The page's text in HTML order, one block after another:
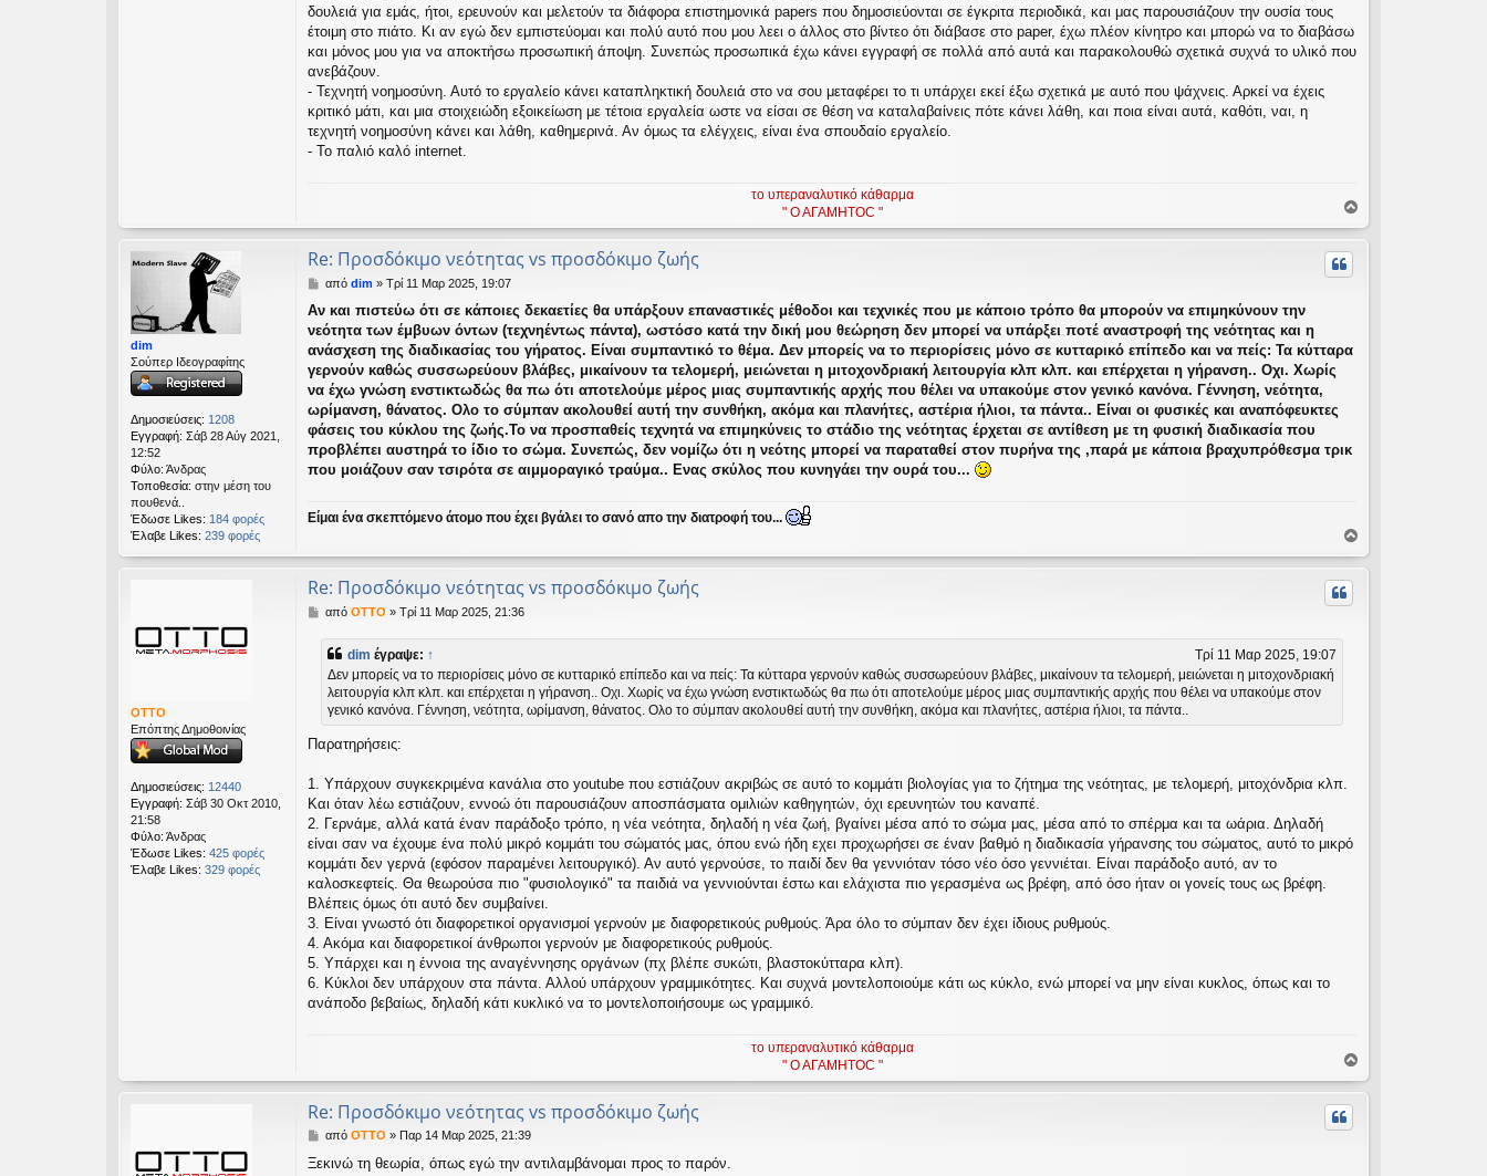
δουλειά για εμάς, ήτοι, ερευνούν και μελετούν τα διάφορα επιστημονικά papers που δημοσιεύονται σε έγκριτα περιοδικά, και μας παρουσιάζουν την ουσία τους
έτοιμη στο πιάτο. Κι αν εγώ δεν εμπιστεύομαι και πολύ αυτό που μου λεει ο άλλος στο βίντεο ότι διάβασε στο paper, έχω πλέον κίνητρο και μπορώ να το διαβάσω
και μόνος μου για να αποκτήσω προσωπική άποψη. Συνεπώς προσωπικά έχω κάνει εγγραφή σε πολλά από αυτά και παρακολουθώ σχετικά συχνά το υλικό που
ανεβάζουν.
- Τεχνητή νοημοσύνη. Αυτό το εργαλείο κάνει καταπληκτική δουλειά στο να σου μεταφέρει το τι υπάρχει εκεί έξω σχετικά με αυτό που ψάχνεις. Αρκεί να έχεις
κριτικό μάτι, και μια στοιχειώδη εξοικείωση με τέτοια εργαλεία ωστε να είσαι σε θέση να καταλαβαίνεις πότε κάνει λάθη, και ποια είναι αυτά, καθότι, ναι, η
τεχνητή νοημοσύνη κάνει και λάθη, καθημερινά. Αν όμως τα ελέγχεις, είναι ένα σπουδαίο εργαλείο.
- Το παλιό καλό internet.
το υπεραναλυτικό κάθαρμα
" Ο ΑΓΑΜΗΤΟC "
ο
ρ
dim
Σούπερ Ιδεογραφίτης
Δημοσιεύσεις: 1208
Εγγραφή: Σάβ 28 Αύγ 2021,
12:52
Φύλο: Άνδρας
Τοποθεσία: στην μέση του
πουθενά..
Έδωσε Likes: 184 φορές
Έλαβε Likes: 239 φορές
Re: Προσδόκιμο νεότητας vs προσδόκιμο ζωής
Δ
μ
ο
σ
ί
ε
υ
σ
η
από dim » Τρί 11 Μαρ 2025, 19:07
Αν και πιστεύω ότι σε κάποιες δεκαετίες θα υπάρξουν επαναστικές μέθοδοι και τεχνικές που με κάποιο τρόπο θα μπορούν να επιμηκύνουν την
νεότητα των έμβυων όντων (τεχνηέντως πάντα), ωστόσο κατά την δική μου θεώρηση δεν μπορεί να υπάρξει ποτέ αναστροφή της νεότητας και η
ανάσχεση της διαδικασίας του γήρατος. Είναι συμπαντικό το θέμα. Δεν μπορείς να το περιορίσεις μόνο σε κυτταρικό επίπεδο και να πείς: Τα κύτταρα
γερνούν καθώς συσσωρεύουν βλάβες, μικαίνουν τα τελομερή, μειώνεται η μιτοχονδριακή λειτουργία κλπ κλπ. και επέρχεται η γήρανση.. Οχι. Χωρίς
να έχω γνώση ενστικτωδώς θα πω ότι αποτελούμε μέρος μιας συμπαντικής αρχής που θέλει να υπακούμε στον γενικό κανόνα. Γέννηση, νεότητα,
ωρίμανση, θάνατος. Ολο το σύμπαν ακολουθεί αυτή την συνθήκη, ακόμα και πλανήτες, αστέρια ήλιοι, τα πάντα.. Είναι οι φυσικές και αναπόφευκτες
φάσεις του κύκλου της ζωής.Το να προσπαθείς τεχνητά να επιμηκύνεις το στάδιο της νεότητας έρχεται σε αντίθεση με τη φυσική διαδικασία που
προβλέπει αυστηρά το ίδιο το σώμα. Συνεπώς, δεν νομίζω ότι η νεότης μπορεί να παραταθεί στον πυρήνα της ,παρά με κάποια βραχυπρόθεσμα τρικ
που μοιάζουν σαν τσιρότα σε αιμμοραγικό τραύμα.. Ενας σκύλος που κυνηγάει την ουρά του...
Είμαι ένα σκεπτόμενο άτομο που έχει βγάλει το σανό απο την διατροφή του...
ο
ρ
OTTO
Επόπτης Δημοθοινίας
Δημοσιεύσεις: 12440
Εγγραφή: Σάβ 30 Οκτ 2010,
21:58
Φύλο: Άνδρας
Έδωσε Likes: 425 φορές
Έλαβε Likes: 329 φορές
Re: Προσδόκιμο νεότητας vs προσδόκιμο ζωής
Δ
μ
σ
υ
σ
από OTTO » Τρί 11 Μαρ 2025, 21:36
dim έγραψε: ↑
Τρί 11 Μαρ 2025, 19:07
Δεν μπορείς να το περιορίσεις μόνο σε κυτταρικό επίπεδο και να πείς: Τα κύτταρα γερνούν καθώς συσσωρεύουν βλάβες, μικαίνουν τα τελομερή, μειώνεται η μιτοχονδριακή
λειτουργία κλπ κλπ. και επέρχεται η γήρανση.. Οχι. Χωρίς να έχω γνώση ενστικτωδώς θα πω ότι αποτελούμε μέρος μιας συμπαντικής αρχής που θέλει να υπακούμε στον
γενικό κανόνα. Γέννηση, νεότητα, ωρίμανση, θάνατος. Ολο το σύμπαν ακολουθεί αυτή την συνθήκη, ακόμα και πλανήτες, αστέρια ήλιοι, τα πάντα..
Παρατηρήσεις:
1. Υπάρχουν συγκεκριμένα κανάλια στο youtube που εστιάζουν ακριβώς σε αυτό το κομμάτι βιολογίας για το ζήτημα της νεότητας, με τελομερή, μιτοχόνδρια κλπ.
Και όταν λέω εστιάζουν, εννοώ ότι παρουσιάζουν αποσπάσματα ομιλιών καθηγητών, όχι ερευνητών του καναπέ.
2. Γερνάμε, αλλά κατά έναν παράδοξο τρόπο, η νέα νεότητα, δηλαδή η νέα ζωή, βγαίνει μέσα από το σώμα μας, μέσα από το σπέρμα και τα ωάρια. Δηλαδή
είναι σαν να έχουμε ένα πολύ μικρό κομμάτι του σώματός μας, όπου ενώ ήδη εχει προχωρήσει σε έναν βαθμό η διαδικασία γήρανσης του σώματος, αυτό το μικρό
κομμάτι δεν γερνά (εφόσον παραμένει λειτουργικό). Αν αυτό γερνούσε, το παιδί δεν θα γεννιόταν τόσο νέο όσο γεννιέται. Είναι παράδοξο αυτό, αν το
καλοσκεφτείς. Θα θεωρούσα πιο "φυσιολογικό" τα παιδιά να γεννιούνται έστω και ελάχιστα πιο γερασμένα ως βρέφη, από όσο ήταν οι γονείς τους ως βρέφη.
Βλέπεις όμως ότι αυτό δεν συμβαίνει.
3. Είναι γνωστό ότι διαφορετικοί οργανισμοί γερνούν με διαφορετικούς ρυθμούς. Άρα όλο το σύμπαν δεν έχει ίδιους ρυθμούς.
4. Ακόμα και διαφορετικοί άνθρωποι γερνούν με διαφορετικούς ρυθμούς.
5. Υπάρχει και η έννοια της αναγέννησης οργάνων (πχ βλέπε συκώτι, βλαστοκύτταρα κλπ).
6. Κύκλοι δεν υπάρχουν στα πάντα. Αλλού υπάρχουν γραμμικότητες. Και συχνά μοντελοποιούμε κάτι ως κύκλο, ενώ μπορεί να μην είναι κυκλος, όπως και το
ανάποδο βεβαίως, δηλαδή κάτι κυκλικό να το μοντελοποιήσουμε ως γραμμικό.
το υπεραναλυτικό κάθαρμα
" Ο ΑΓΑΜΗΤΟC "
ο
ρ
Re: Προσδόκιμο νεότητας vs προσδόκιμο ζωής
Δ
μ
από OTTO » Παρ 14 Μαρ 2025, 21:39
Ξεκινώ τη θεωρία, όπως εγώ την αντιλαμβάνομαι προς το παρόν.